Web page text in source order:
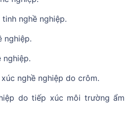
nghề nghiệp.
nghiệp.
nghiệp.
nghề nghiệp do crôm.
do tiếp xúc môi trường ẩm